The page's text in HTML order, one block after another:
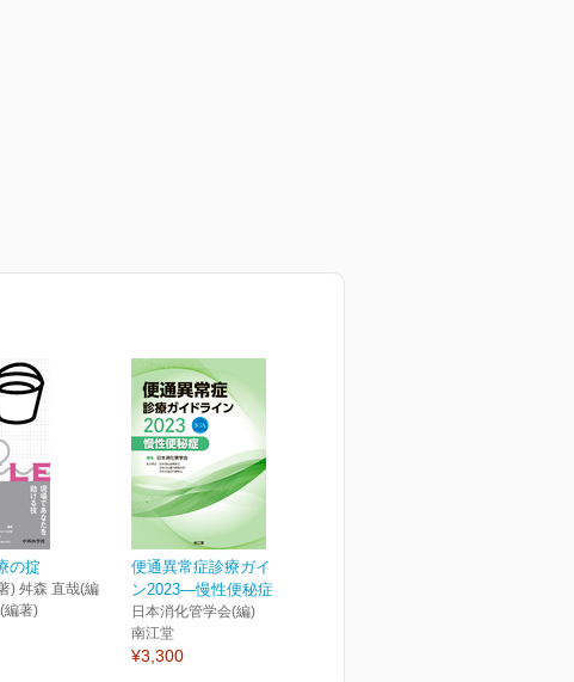
の掟
) 舛森 直哉(編
編著)
便通異常症診療ガイドライ
ン2023―慢性便秘症
日本消化管学会(編)
南江堂
¥3,300